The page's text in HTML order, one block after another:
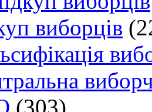
виборців
(303)